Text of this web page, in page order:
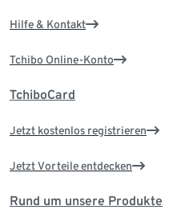
Hilfe & Kontakt
Tchibo Online-Konto
TchiboCard
Jetzt kostenlos registrieren
Jetzt Vorteile entdecken
Rund um unsere Produkte